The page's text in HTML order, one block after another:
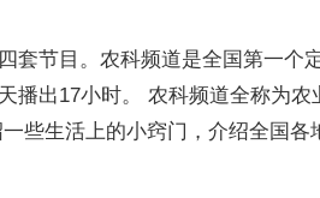
套节目。农科频道是全国第一个
播出17小时。 农科频道全称为
些生活上的小窍门，介绍全国各